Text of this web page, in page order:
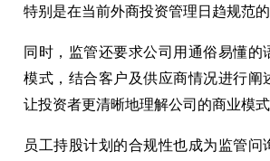
特别是在当前外商投资管理日趋规范的
同时，监管还要求公司用通俗易懂的
模式，结合客户及供应商情况进行阐
让投资者更清晰地理解公司的商业模式
员工持股计划的合规性也成为监管问